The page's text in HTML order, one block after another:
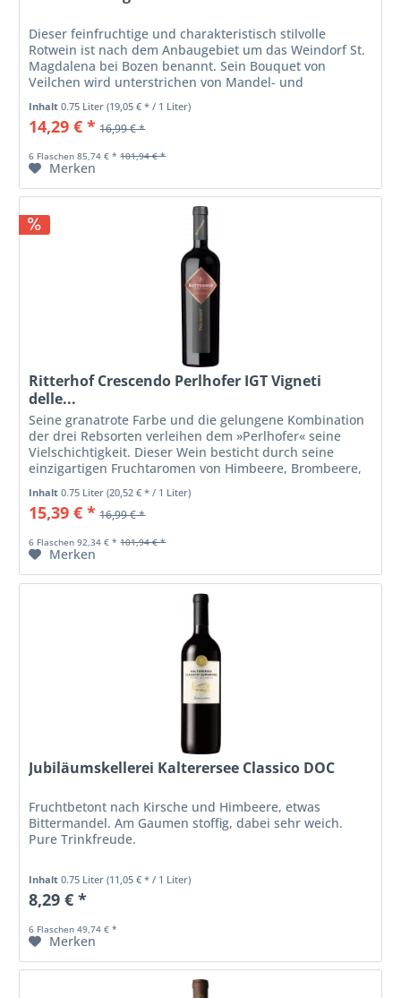
Dieser feinfruchtige und charakteristisch stilvolle
Rotwein ist nach dem Anbaugebiet um das Weindorf St.
Magdalena bei Bozen benannt. Sein Bouquet von
Veilchen wird unterstrichen von Mandel- und
Nussaromen, die im Geschmack um...
Inhalt0.75 Liter(19,05 € * / 1 Liter)
14,29 € * 16,99 € *
6 Flaschen 85,74 € * 101,94 € *
Merken
Ritterhof Crescendo Perlhofer IGT Vigneti
delle...
Seine granatrote Farbe und die gelungene Kombination
der drei Rebsorten verleihen dem »Perlhofer« seine
Vielschichtigkeit. Dieser Wein besticht durch seine
einzigartigen Fruchtaromen von Himbeere, Brombeere,
Weichselkirsche und...
Inhalt0.75 Liter(20,52 € * / 1 Liter)
15,39 € * 16,99 € *
6 Flaschen 92,34 € * 101,94 € *
Merken
Jubiläumskellerei Kalterersee Classico DOC
Fruchtbetont nach Kirsche und Himbeere, etwas
Bittermandel. Am Gaumen stoffig, dabei sehr weich.
Pure Trinkfreude.
Inhalt0.75 Liter(11,05 € * / 1 Liter)
8,29 € *
6 Flaschen 49,74 € *
Merken